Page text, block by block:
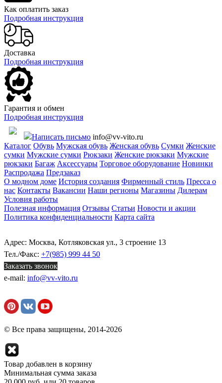
Как оплатить заказ
Подробная инструкция
Доставка
Подробная инструкция
Гарантия и обмен
Подробная инструкция
Написать письмо info@vv-vito.ru
Каталог Обувь Мужская обувь Женская обувь Сумки Женские
сумки Мужские сумки Рюкзаки Женские рюкзаки Мужские
рюкзаки Багаж Аксессуары Торговое оборудование Новинки
Распродажа Предзаказ
О модном доме История создания Фирменный стиль Пресса о
нас Контакты Вакансии Наши регионы Магазины Дилерам
Условия работы
Полезная информация Отзывы Статьи Новости и акции
Политика конфиденциальности Карта сайта
Адрес: Москва, Котляковская ул., 3 строение 13
Тел./Факс: +7(985) 999 44 50
Заказать звонок
e-mail: info@vv-vito.ru
© Все права защищены, 2014-2026
Товар добавлен в корзину
Минимальная сумма заказа